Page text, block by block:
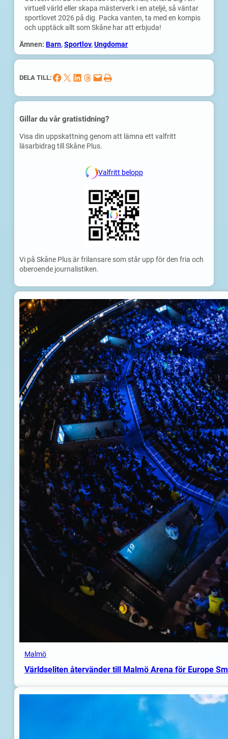
virtuell värld eller skapa mästerverk i en ateljé, så väntar
sportlovet 2026 på dig. Packa vanten, ta med en kompis
och upptäck allt som Skåne har att erbjuda!
Ämnen: Barn, Sportlov, Ungdomar
DELA TILL:Dela på Facebook Dela på X Dela på LinkedIn Dela på Threads Skicka denna sida med e-post Skriv ut denna sida
Gillar du vår gratistidning?
Visa din uppskattning genom att lämna ett valfritt
läsarbidrag till Skåne Plus.
Valfritt belopp
Vi på Skåne Plus är frilansare som står upp för den fria och
oberoende journalistiken.
Malmö
Världseliten återvänder till Malmö Arena för Europe